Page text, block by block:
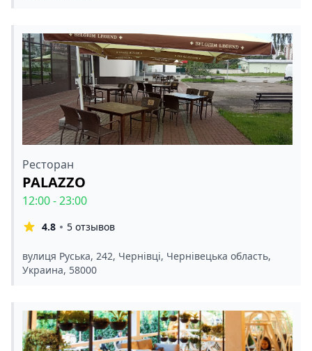
Ресторан
PALAZZO
12:00 - 23:00
4.8 5 отзывов
вулиця Руська, 242, Чернівці, Чернівецька область,
Украина, 58000